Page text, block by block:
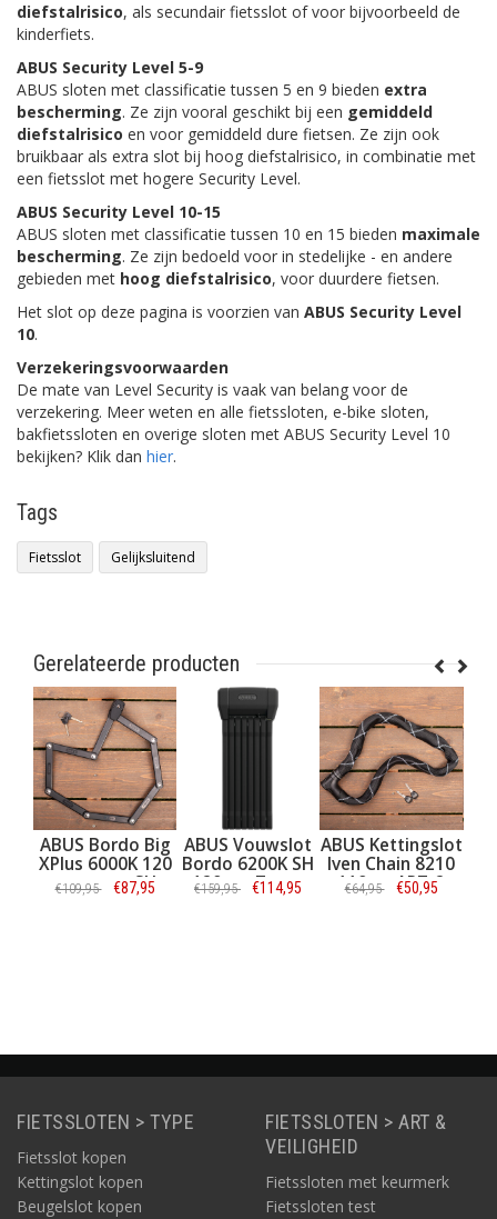
diefstalrisico, als secundair fietsslot of voor bijvoorbeeld de
kinderfiets.
ABUS Security Level 5-9
ABUS sloten met classificatie tussen 5 en 9 bieden extra
bescherming. Ze zijn vooral geschikt bij een gemiddeld
diefstalrisico en voor gemiddeld dure fietsen. Ze zijn ook
bruikbaar als extra slot bij hoog diefstalrisico, in combinatie met
een fietsslot met hogere Security Level.
ABUS Security Level 10-15
ABUS sloten met classificatie tussen 10 en 15 bieden maximale
bescherming. Ze zijn bedoeld voor in stedelijke - en andere
gebieden met hoog diefstalrisico, voor duurdere fietsen.
Het slot op deze pagina is voorzien van ABUS Security Level
10.
Verzekeringsvoorwaarden
De mate van Level Security is vaak van belang voor de
verzekering. Meer weten en alle fietssloten, e-bike sloten,
bakfietssloten en overige sloten met ABUS Security Level 10
bekijken? Klik dan hier.
Tags
Fietsslot Gelijksluitend
Gerelateerde producten
ABUS Bordo Big
XPlus 6000K 120
cm zwart SH
€109,95 €87,95
ABUS Vouwslot
Bordo 6200K SH
120 cm Zwart
€159,95 €114,95
ABUS Kettingslot
Iven Chain 8210
110cm ART-2
€64,95 €50,95
FIETSSLOTEN > TYPE
Fietsslot kopen
Kettingslot kopen
Beugelslot kopen
FIETSSLOTEN > ART &
VEILIGHEID
Fietssloten met keurmerk
Fietssloten test